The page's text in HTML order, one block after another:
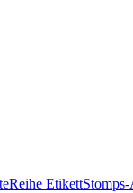
Reihe Etikett